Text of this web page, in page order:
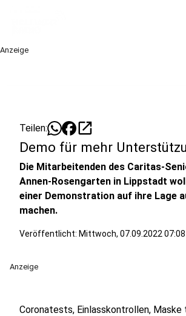
Anzeige
Teilen: open_in_new
Demo für mehr
Die Mitarbeitenden des Caritas-
Annen-Rosengarten in Lippstadt
einer Demonstration auf ihre Lage
machen.
Veröffentlicht: Mittwoch, 07.09.2022 07:08
Anzeige
Coronatests, Einlasskontrollen, Maske